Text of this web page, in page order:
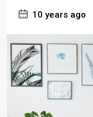
10 years ago